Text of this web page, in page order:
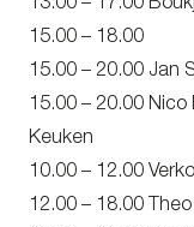
13:00 – 17:00
15.00 – 18.00
15.00 – 20.00 Jan
15.00 – 20.00 Nico
Keuken
10.00 – 12.00
12.00 – 18.00